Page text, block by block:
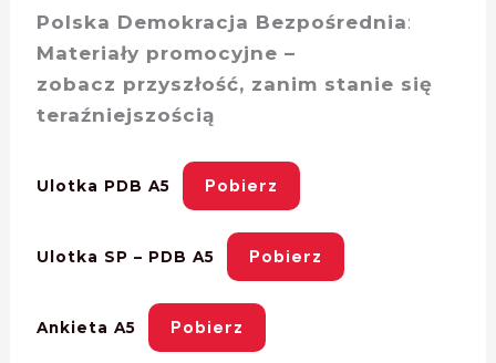
Polska Demokracja Bezpośrednia:
Materiały promocyjne –
zobacz przyszłość, zanim stanie się
teraźniejszością
Ulotka PDB A5 Pobierz
Ulotka SP – PDB A5 Pobierz
Ankieta A5 Pobierz